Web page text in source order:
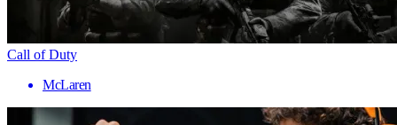
Call of Duty
McLaren